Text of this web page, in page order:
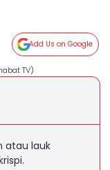
Add Us on Google
TV)
atau lauk